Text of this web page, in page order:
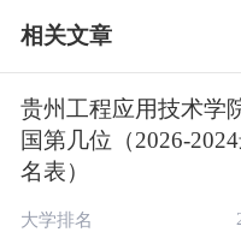
格流程管理，严格
禁”“30个不得”和“
持招生录取公平公
生。省招生考试院
推出高考志愿填报
志愿提供参考；录
相关文章
贵州工程应用技术学
国第几位（2026-
名表）
大学排名